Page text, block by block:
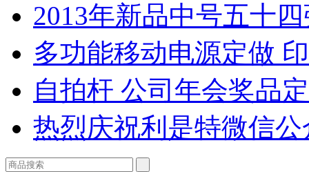
2013年新品中号五十
多功能移动电源定做
自拍杆 公司年会奖品
热烈庆祝利是特微信